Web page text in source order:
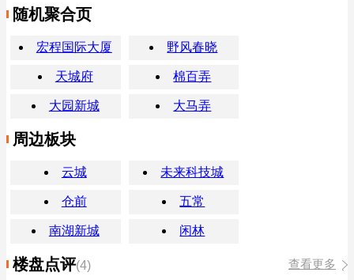
随机聚合页
宏程国际大厦 野风春晓
天城府 棉百弄
大园新城 大马弄
周边板块
云城 未来科技城
仓前 五常
南湖新城 闲林
楼盘点评(4) 查看更多